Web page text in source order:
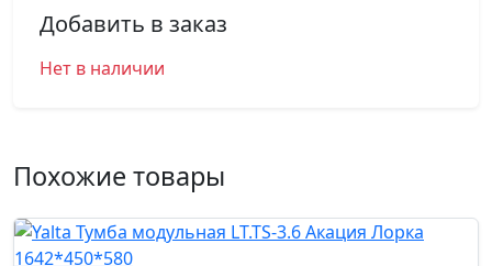
Добавить в заказ
Нет в наличии
Похожие товары